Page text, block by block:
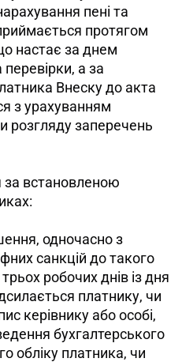
пені та
протягом
настає за днем
а за
Внеску до акта
з урахуванням
розгляду заперечень
встановленою
одночасно з
санкцій до такого
робочих днів із дня
платнику, чи
керівнику або особі,
бухгалтерського
обліку платника, чи